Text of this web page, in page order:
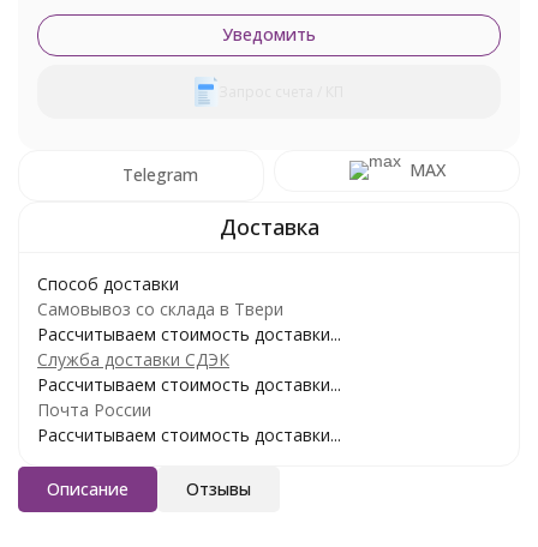
Уведомить
Telegram MAX
Способ доставки
Самовывоз со склада в Твери
Рассчитываем стоимость доставки...
Служба доставки СДЭК
Рассчитываем стоимость доставки...
Почта России
Рассчитываем стоимость доставки...
Описание Отзывы